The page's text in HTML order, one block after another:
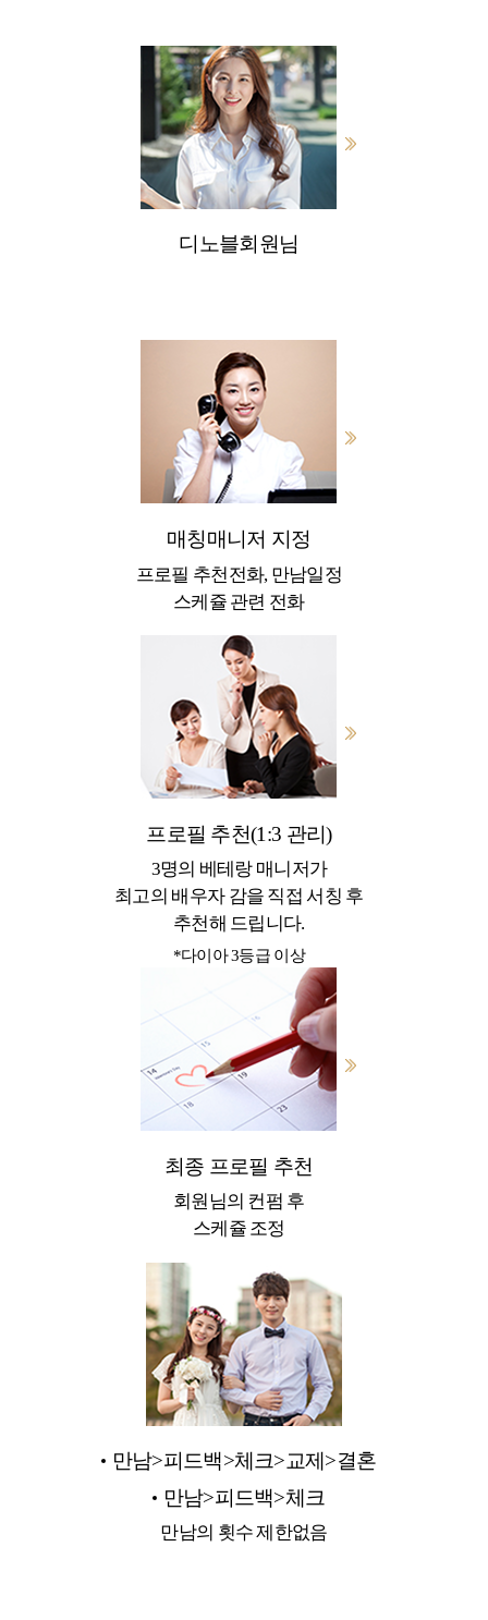
디노블회원님
매칭매니저 지정
프로필 추천전화, 만남일정
스케쥴 관련 전화
프로필 추천(1:3 관리)
3명의 베테랑 매니저가
최고의 배우자 감을 직접 서칭 후
추천해 드립니다.
*다이아 3등급 이상
최종 프로필 추천
회원님의 컨펌 후
스케쥴 조정
만남>피드백>체크>교제>결혼
만남>피드백>체크
만남의 횟수 제한없음